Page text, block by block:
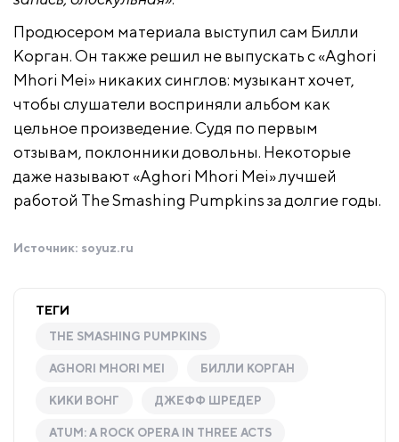
Продюсером материала выступил сам Билли
Корган. Он также решил не выпускать с «Aghori
Mhori Mei» никаких синглов: музыкант хочет,
чтобы слушатели восприняли альбом как
цельное произведение. Судя по первым
отзывам, поклонники довольны. Некоторые
даже называют «Aghori Mhori Mei» лучшей
работой The Smashing Pumpkins за долгие годы.
Источник: soyuz.ru
ТЕГИ
THE SMASHING PUMPKINS
AGHORI MHORI MEI БИЛЛИ КОРГАН
КИКИ ВОНГ ДЖЕФФ ШРЕДЕР
ATUM: A ROCK OPERA IN THREE ACTS